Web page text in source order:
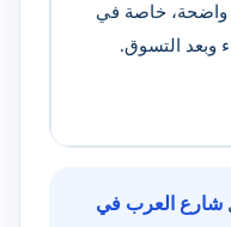
واضحة، خاصة في
وبعد التسوق.
شارع العرب في